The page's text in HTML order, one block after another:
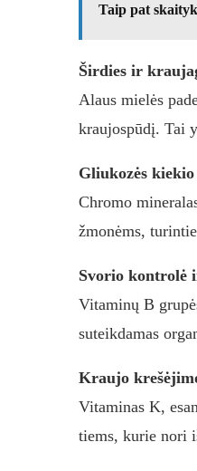
Taip pat
Širdies ir
Alaus mielės
kraujospūdį. Tai
Gliukozės
Chromo
žmonėms,
Svorio kontrolė
Vitaminų B
suteikdamas
Kraujo
Vitaminas K,
tiems, kurie nori